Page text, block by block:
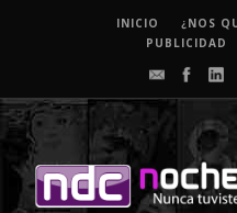
INICIO
¿NOS
PUBLICIDAD